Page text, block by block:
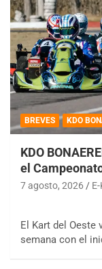
BREVES KDO
KDO
el
7 agosto, 2026
El Kart del Oeste
semana con el